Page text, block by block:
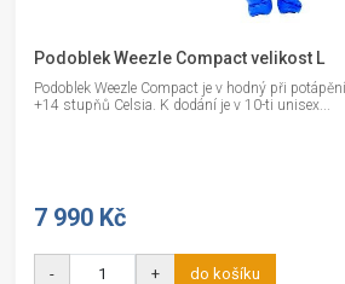
Podoblek Weezle Compact velikost L
Podoblek Weezle Compact je v hodný při
+14 stupňů Celsia. K dodání je v 10-ti unisex...
7 990 Kč
- + do košíku